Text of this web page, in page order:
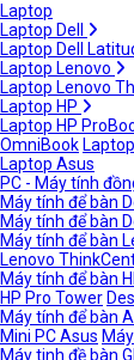
Laptop
Laptop Dell
Laptop Dell
Laptop Lenovo
Laptop Lenovo
Laptop HP
Laptop HP
OmniBook
Laptop Asus
PC - Máy tính
Máy tính để bàn
Máy tính để bàn
Máy tính để bàn
Lenovo
Máy tính để bàn
HP Pro Tower
Máy tính để bàn
Mini PC Asus
Máy tinh đề bàn